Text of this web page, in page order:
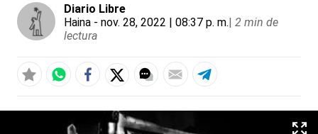
Diario Libre
Haina - nov. 28, 2022 | 08:37 p. m.| 2 min de
lectura